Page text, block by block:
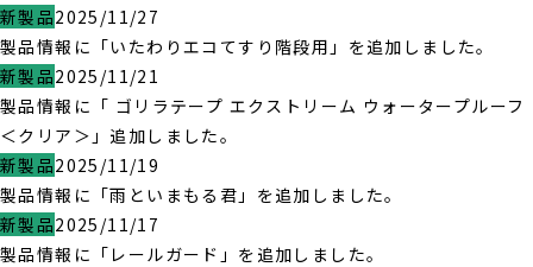
新製品2025/11/27
製品情報に「いたわりエコてすり階段用」を追加しました。
新製品2025/11/21
製品情報に「 ゴリラテープ エクストリーム ウォータープルーフ
＜クリア＞」追加しました。
新製品2025/11/19
製品情報に「雨といまもる君」を追加しました。
新製品2025/11/17
製品情報に「レールガード」を追加しました。